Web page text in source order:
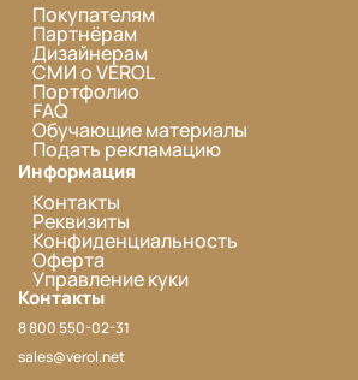
Покупателям
Партнёрам
Дизайнерам
СМИ о VEROL
Портфолио
FAQ
Обучающие материалы
Подать рекламацию
Информация
Контакты
Реквизиты
Конфиденциальность
Оферта
Управление куки
Контакты
8 800 550-02-31
sales@verol.net